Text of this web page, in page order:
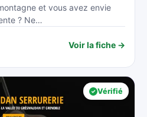
et vous avez envie
? Ne…
Voir la fiche →
Vérifié